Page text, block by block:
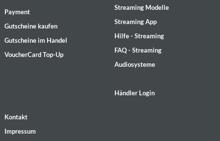
Payment
Gutscheine kaufen
Gutscheine im Handel
VoucherCard Top-Up
Streaming Modelle
Streaming App
Hilfe - Streaming
FAQ - Streaming
Audiosysteme
Händler Login
Kontakt
Impressum